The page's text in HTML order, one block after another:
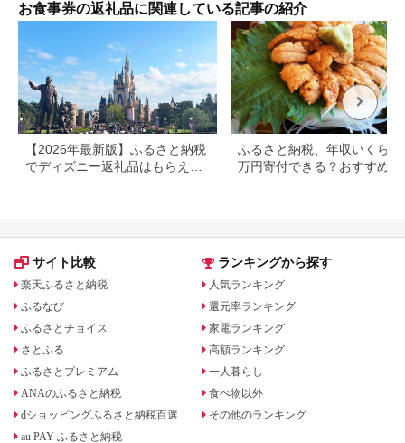
お食事券の返礼品に関連している記事の紹介
【2026年最新版】ふるさと納税
でディズニー返礼品はもらえ
ふるさと納税、年収いくらで
万円寄付できる？おすすめ返
サイト比較
楽天ふるさと納税
ふるなび
ふるさとチョイス
さとふる
ふるさとプレミアム
ANAのふるさと納税
dショッピングふるさと納税百選
au PAY ふるさと納税
ランキングから探す
人気ランキング
還元率ランキング
家電ランキング
高額ランキング
一人暮らし
食べ物以外
その他のランキング